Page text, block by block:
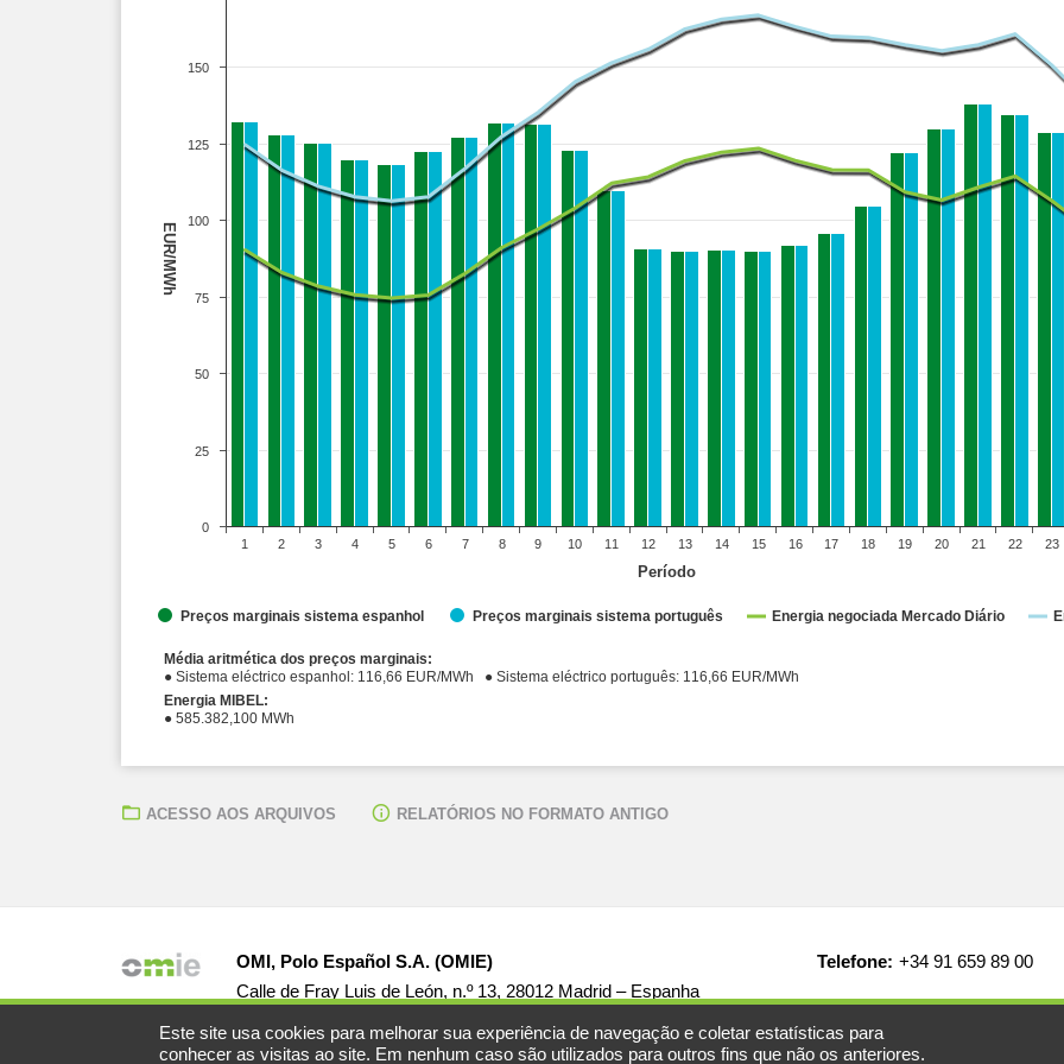
Período
EUR/MWh
Média aritmética dos preços marginais:
● Sistema eléctrico espanhol: 116,66 EUR/MWh ● Sistema eléctrico português: 116,66 EUR/MWh
Energia MIBEL:
● 585.382,100 MWh
Preços marginais sistema espanhol Preços marginais sistema português Energia negociada Mercado Diário
1 2 3 4 5 6 7 8 9 10 11 12 13 14 15 16 17 18 19 20 21 22 23
0
25
50
75
100
125
150
ACESSO AOS ARQUIVOS RELATÓRIOS NO FORMATO ANTIGO
OMI, Polo Español S.A. (OMIE)
Calle de Fray Luis de León, n.º 13, 28012 Madrid – Espanha
Telefone: +34 91 659 89 00
Este site usa cookies para melhorar sua experiência de navegação e coletar estatísticas para
conhecer as visitas ao site. Em nenhum caso são utilizados para outros fins que não os anteriores.